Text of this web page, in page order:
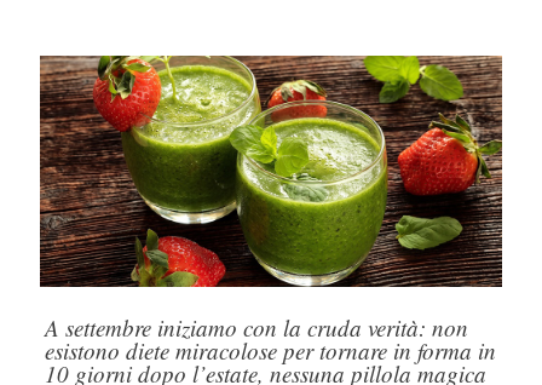
A settembre iniziamo con la cruda verità: non
esistono diete miracolose per tornare in forma in
10 giorni dopo l’estate, nessuna pillola magica